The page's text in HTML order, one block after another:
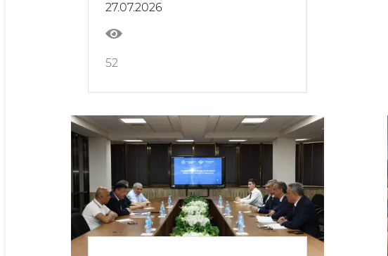
mashg‘ulot markazida
stajirovka o‘tashdi
27.07.2026
52